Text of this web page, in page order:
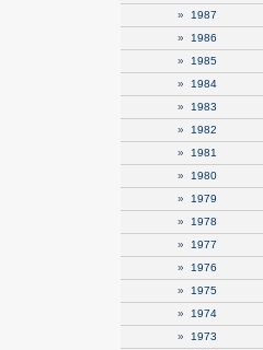
» 1987
» 1986
» 1985
» 1984
» 1983
» 1982
» 1981
» 1980
» 1979
» 1978
» 1977
» 1976
» 1975
» 1974
» 1973